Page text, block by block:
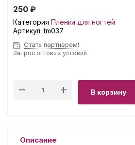
250 ₽
Категория Пленки для ногтей
Артикул:tm037
Стать партнером!
Запрос оптовых условий
В корзину
Описание